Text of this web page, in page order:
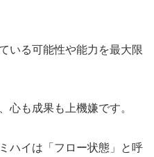
いる可能性や能力を最大限
心も成果も上機嫌です。
ハイは「フロー状態」と呼